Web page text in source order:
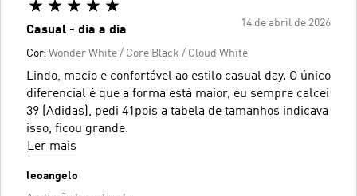
14 de abril de 2026
Casual - dia a dia
Cor: Wonder White / Core Black / Cloud White
Lindo, macio e confortável ao estilo casual day. O único
diferencial é que a forma está maior, eu sempre calcei
39 (Adidas), pedi 41pois a tabela de tamanhos indicava
isso, ficou grande.
Ler mais
leoangelo